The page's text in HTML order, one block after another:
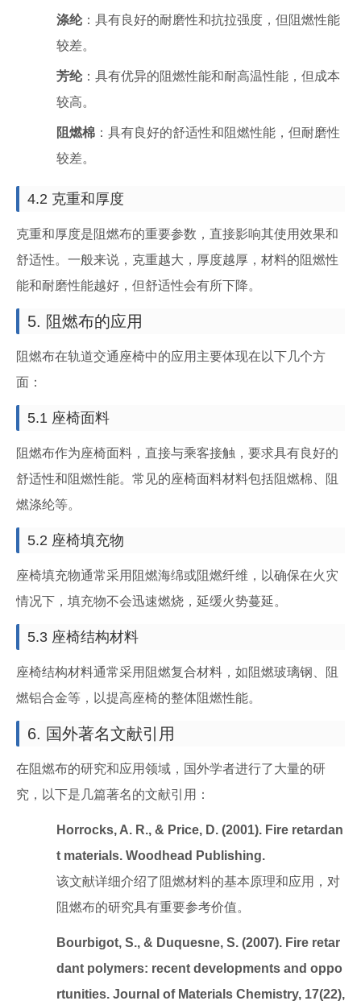
涤纶 ：具有良好的耐磨性和抗拉强度，但阻燃性能
较差。
芳纶 ：具有优异的阻燃性能和耐高温性能，但成本
较高。
阻燃棉 ：具有良好的舒适性和阻燃性能，但耐磨性
较差。
4.2 克重和厚度
克重和厚度是阻燃布的重要参数，直接影响其使用效果和
舒适性。一般来说，克重越大，厚度越厚，材料的阻燃性
能和耐磨性能越好，但舒适性会有所下降。
5. 阻燃布的应用
阻燃布在轨道交通座椅中的应用主要体现在以下几个方
面：
5.1 座椅面料
阻燃布作为座椅面料，直接与乘客接触，要求具有良好的
舒适性和阻燃性能。常见的座椅面料材料包括阻燃棉、阻
燃涤纶等。
5.2 座椅填充物
座椅填充物通常采用阻燃海绵或阻燃纤维，以确保在火灾
情况下，填充物不会迅速燃烧，延缓火势蔓延。
5.3 座椅结构材料
座椅结构材料通常采用阻燃复合材料，如阻燃玻璃钢、阻
燃铝合金等，以提高座椅的整体阻燃性能。
6. 国外著名文献引用
在阻燃布的研究和应用领域，国外学者进行了大量的研
究，以下是几篇著名的文献引用：
Horrocks, A. R., & Price, D. (2001). Fire retardan
t materials. Woodhead Publishing.
该文献详细介绍了阻燃材料的基本原理和应用，对
阻燃布的研究具有重要参考价值。
Bourbigot, S., & Duquesne, S. (2007). Fire retar
dant polymers: recent developments and oppo
rtunities. Journal of Materials Chemistry, 17(22),